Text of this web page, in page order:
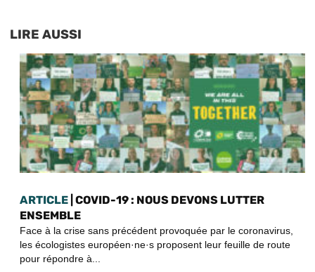
LIRE AUSSI
ARTICLE | COVID-19 : NOUS DEVONS LUTTER
ENSEMBLE
Face à la crise sans précédent provoquée par le coronavirus,
les écologistes européen·ne·s proposent leur feuille de route
pour répondre à...